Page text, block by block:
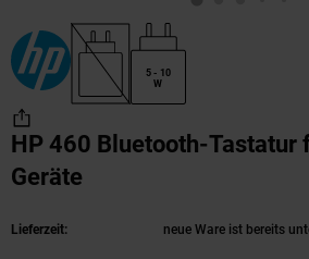
5 - 10
W
HP 460 Bluetooth-Tastatur
Geräte
Lieferzeit: neue Ware ist bereits